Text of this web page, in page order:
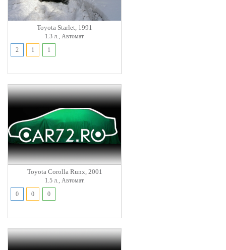
Toyota Starlet, 1991
1.3 л., Автомат.
2
1 1
Toyota Corolla Runx, 2001
1.5 л., Автомат.
0
0 0